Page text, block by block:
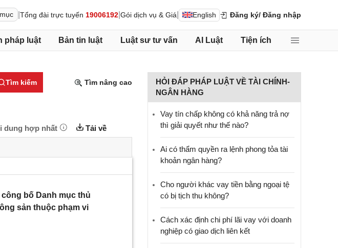
Tổng đài trực tuyến 19006192 Gói dịch vụ & Giá English Đăng ký/ Đăng nhập
pháp luật Bản tin luật Luật sư tư vấn AI Luật Tiện ích
Tìm kiếm Tìm nâng cao
dung hợp nhất Tải về
bố Danh mục thủ
sản thuộc phạm vi
HỎI ĐÁP PHÁP LUẬT VỀ TÀI CHÍNH-
NGÂN HÀNG
Vay tín chấp không có khả năng trả nợ
thì giải quyết như thế nào?
Ai có thẩm quyền ra lệnh phong tỏa tài
khoản ngân hàng?
Cho người khác vay tiền bằng ngoại tệ
có bị tịch thu không?
Cách xác định chi phí lãi vay với doanh
nghiệp có giao dịch liên kết